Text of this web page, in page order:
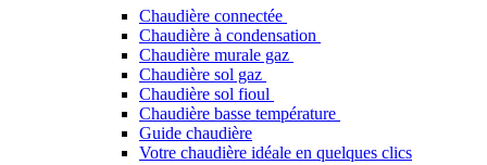
Chaudière connectée
Chaudière à condensation
Chaudière murale gaz
Chaudière sol gaz
Chaudière sol fioul
Chaudière basse température
Guide chaudière
Votre chaudière idéale en quelques clics